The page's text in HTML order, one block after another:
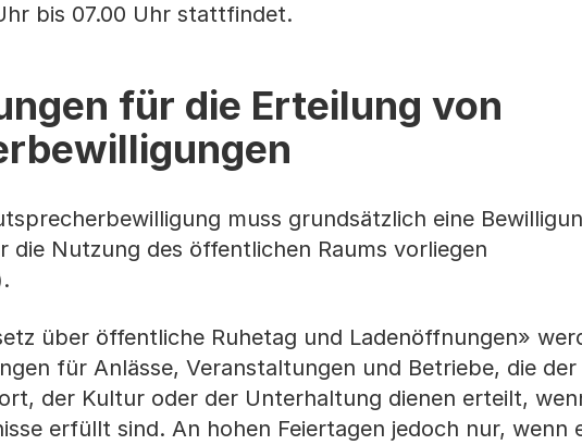
bis 07.00 Uhr stattfindet.
für die Erteilung von
muss grundsätzlich eine
Nutzung des öffentlichen Raums vorliegen
über öffentliche Ruhetag und Ladenöffnungen»
für Anlässe, Veranstaltungen und Betriebe, die der
der Kultur oder der Unterhaltung dienen erteilt,
erfüllt sind. An hohen Feiertagen jedoch nur, wenn